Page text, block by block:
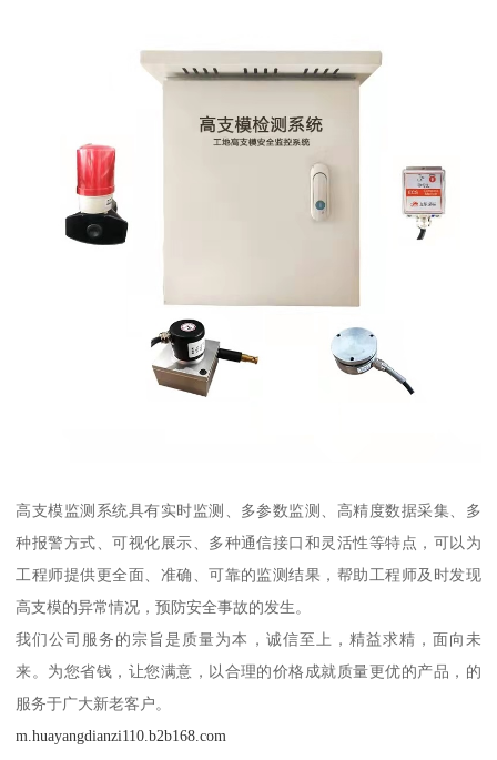
高支模监测系统具有实时监测、多参数监测、高精度数据采集、多
种报警方式、可视化展示、多种通信接口和灵活性等特点，可以为
工程师提供更全面、准确、可靠的监测结果，帮助工程师及时发现
高支模的异常情况，预防安全事故的发生。
我们公司服务的宗旨是质量为本，诚信至上，精益求精，面向未
来。为您省钱，让您满意，以合理的价格成就质量更优的产品，的
服务于广大新老客户。
m.huayangdianzi110.b2b168.com